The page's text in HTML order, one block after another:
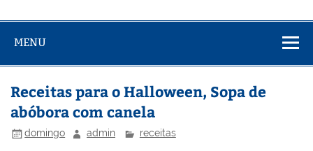
MENU
Receitas para o Halloween, Sopa de
abóbora com canela
domingo admin receitas